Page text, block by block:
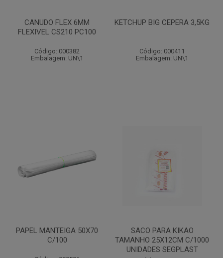
CANUDO FLEX 6MM
FLEXIVEL CS210 PC100
Código: 000382
Embalagem: UN\1
KETCHUP BIG CEPERA 3,5KG
Código: 000411
Embalagem: UN\1
PAPEL MANTEIGA 50X70
C/100
SACO PARA KIKAO
TAMANHO 25X12CM C/1000
UNIDADES SEGPLAST